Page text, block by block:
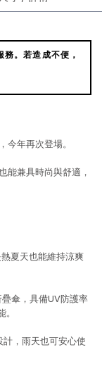
。若造成不便，
今年再次登場。
能兼具時尚與舒適，
夏天也能維持涼爽
傘，具備UV防護率
，雨天也可安心使